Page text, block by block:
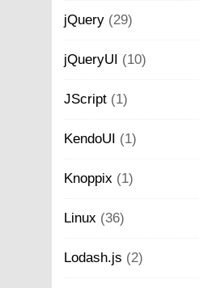
jQuery (29)
jQueryUI (10)
JScript (1)
KendoUI (1)
Knoppix (1)
Linux (36)
Lodash.js (2)